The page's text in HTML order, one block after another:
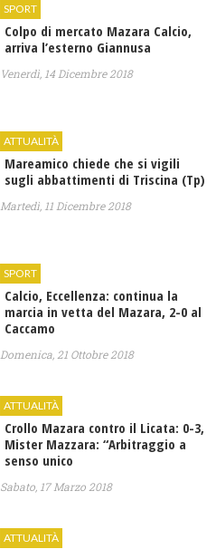
SPORT
Colpo di mercato Mazara Calcio,
arriva l’esterno Giannusa
Venerdì, 14 Dicembre 2018
ATTUALITÀ
Mareamico chiede che si vigili
sugli abbattimenti di Triscina (Tp)
Martedì, 11 Dicembre 2018
SPORT
Calcio, Eccellenza: continua la
marcia in vetta del Mazara, 2-0 al
Caccamo
Domenica, 21 Ottobre 2018
ATTUALITÀ
Crollo Mazara contro il Licata: 0-3,
Mister Mazzara: “Arbitraggio a
senso unico
Sabato, 17 Marzo 2018
ATTUALITÀ